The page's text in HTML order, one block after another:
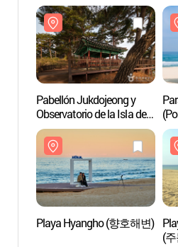
Pabellón Jukdojeong y
Observatorio de la Isla de
Jukdo (죽도정&죽도
전망대)
(
Playa Hyangho (향호해변)
(